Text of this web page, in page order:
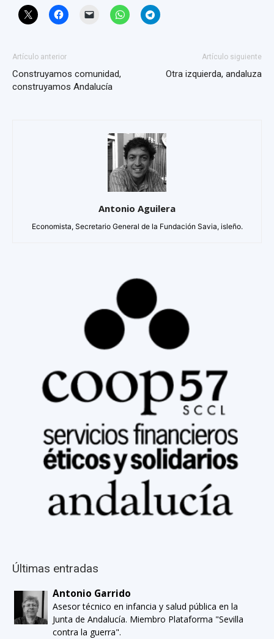
Artículo anterior
Construyamos comunidad,
construyamos Andalucía
Artículo siguiente
Otra izquierda, andaluza
Antonio Aguilera
Economista, Secretario General de la Fundación Savia, isleño.
Últimas entradas
Antonio Garrido
Asesor técnico en infancia y salud pública en la
Junta de Andalucía. Miembro Plataforma "Sevilla
contra la guerra".